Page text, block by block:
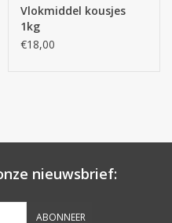
Vlokmiddel kousjes
1kg
€18,00
nieuwsbrief:
ABONNEER